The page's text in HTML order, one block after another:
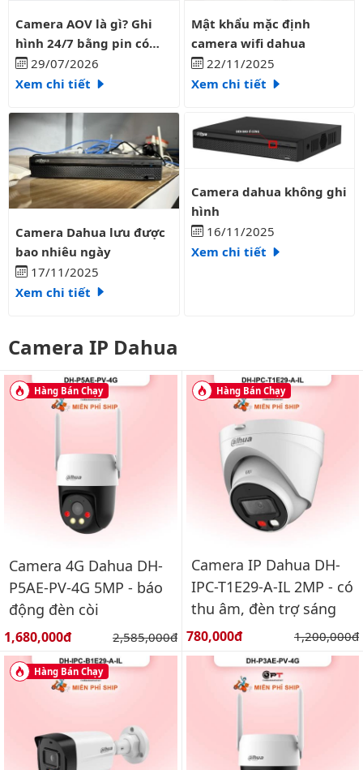
Camera AOV là gì? Ghi hình 24/7 bằng pin có liên tục?
Camera AOV là gì? Ghi
hình 24/7 bằng pin có
liên tục?
29/07/2026
Xem chi tiết
Mật khẩu mặc định camera
Mật khẩu mặc định
camera wifi dahua
22/11/2025
Xem chi tiết
Camera Dahua lưu được bao nhiêu ngày
Camera Dahua lưu được
bao nhiêu ngày
17/11/2025
Xem chi tiết
Camera dahua không ghi hình
Camera dahua không ghi
hình
16/11/2025
Xem chi tiết
Camera IP Dahua
Hàng Bán Chạy
Camera 4G Dahua DH-
P5AE-PV-4G 5MP - báo
động đèn còi
Giá bán:
1,680,000đ Giá gốc:
2,585,000đ
Hàng Bán Chạy
Camera IP Dahua DH-
IPC-T1E29-A-IL 2MP - có
thu âm, đèn trợ sáng
Giá bán:
780,000đ Giá gốc:
1,200,000đ
Hàng Bán Chạy